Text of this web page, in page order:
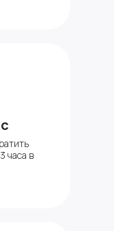
часа в